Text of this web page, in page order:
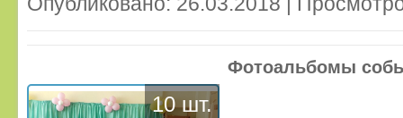
Фотоальбомы
10 шт.